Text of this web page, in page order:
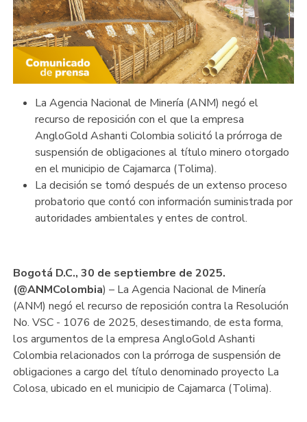
La Agencia Nacional de Minería (ANM) negó el
recurso de reposición con el que la empresa
AngloGold Ashanti Colombia solicitó la prórroga de
suspensión de obligaciones al título minero otorgado
en el municipio de Cajamarca (Tolima).
La decisión se tomó después de un extenso proceso
probatorio que contó con información suministrada por
autoridades ambientales y entes de control.
Bogotá D.C., 30 de septiembre de 2025.
(@ANMColombia) – La Agencia Nacional de Minería
(ANM) negó el recurso de reposición contra la Resolución
No. VSC - 1076 de 2025, desestimando, de esta forma,
los argumentos de la empresa AngloGold Ashanti
Colombia relacionados con la prórroga de suspensión de
obligaciones a cargo del título denominado proyecto La
Colosa, ubicado en el municipio de Cajamarca (Tolima).